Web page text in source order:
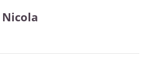
Nicola